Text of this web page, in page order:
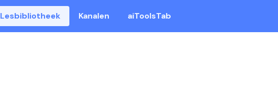
Lesbibliotheek Kanalen aiToolsTab